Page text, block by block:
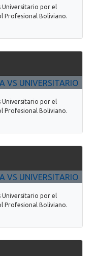
Universitario por el
Profesional Boliviano.
por el
Profesional Boliviano.
Universitario por el
Profesional Boliviano.